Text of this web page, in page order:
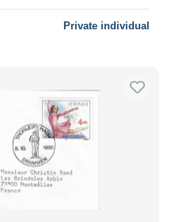
Private individual